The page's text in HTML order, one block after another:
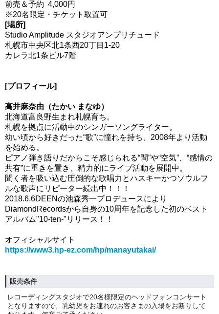
前売＆予約 4,000円
※20名限定・チケット取置可
[場所]
Studio Amplitude スタジオアンプリチュード
札幌市中央区北1条西20丁目1-20
カレラ北1条ビル7階
[プロフィール]
高井麻奈由（たかい まなゆ）
北海道富良野生まれ札幌育ち。
札幌を拠点に活動中のシンガーソングライター。
幼い頃から好きだった“歌”に憧れを持ち、2008年より活動
を始める。
ピアノ弾き語りだからこそ感じられる“間”や“空気”、“感情の
共有”に重きを置き、精力的にライブ活動を展開中。
聞く者を吸い込む圧倒的な歌唱力とハスキーかつソウルフ
ルな歌声にリピーター続出中！！！
2018.6.6DEENの池森秀一プロデュースにより
DiamondRecordsから自身の10周年を記念した初のベスト
アルバム"10-ten-"リリース！！
オフィシャルサイト
https://www3.hp-ez.com/hp/manayutakai/
販売条件
レコーディングスタジオで20名様限定のヘッドフォンコンサート
となりますので、乳幼児をお連れのお客さまの入場をお断りして